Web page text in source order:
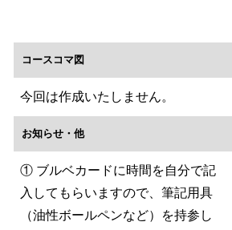
コースコマ図
今回は作成いたしません。
お知らせ・他
① ブルベカードに時間を自分で記
入してもらいますので、筆記用具
（油性ボールペンなど）を持参し